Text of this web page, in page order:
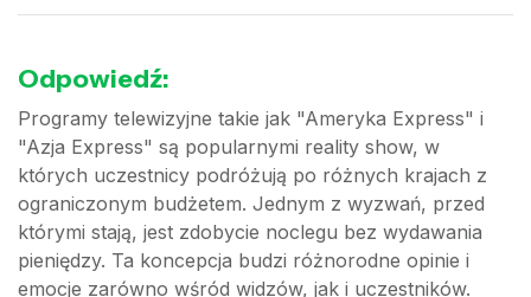
Odpowiedź:
Programy telewizyjne takie jak "Ameryka Express" i
"Azja Express" są popularnymi reality show, w
których uczestnicy podróżują po różnych krajach z
ograniczonym budżetem. Jednym z wyzwań, przed
którymi stają, jest zdobycie noclegu bez wydawania
pieniędzy. Ta koncepcja budzi różnorodne opinie i
emocje zarówno wśród widzów, jak i uczestników.